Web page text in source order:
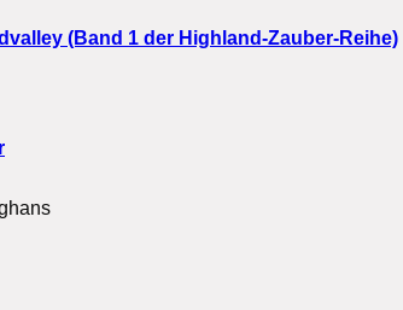
(Band 1 der Highland-Zauber-Reihe)